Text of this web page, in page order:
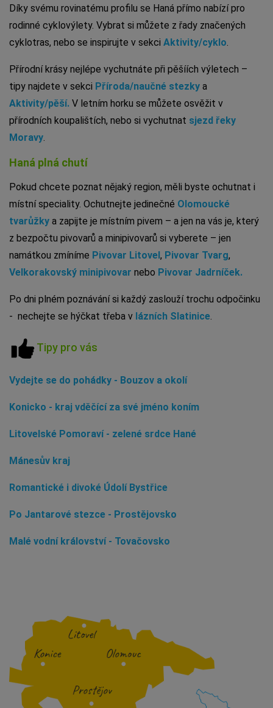
Díky svému rovinatému profilu se Haná přímo nabízí pro
rodinné cyklovýlety. Vybrat si můžete z řady značených
cyklotras, nebo se inspirujte v sekci Aktivity/cyklo.
Přírodní krásy nejlépe vychutnáte při pěšíích výletech –
tipy najdete v sekci Příroda/naučné stezky a
Aktivity/pěší. V letním horku se můžete osvěžit v
přírodních koupalištích, nebo si vychutnat sjezd řeky
Moravy.
Haná plná chutí
Pokud chcete poznat nějaký region, měli byste ochutnat i
místní speciality. Ochutnejte jedinečné Olomoucké
tvarůžky a zapijte je místním pivem – a jen na vás je, který
z bezpočtu pivovarů a minipivovarů si vyberete – jen
namátkou zmíníme Pivovar Litovel, Pivovar Tvarg,
Velkorakovský minipivovar nebo Pivovar Jadrníček.
Po dni plném poznávání si každý zaslouží trochu odpočinku
- nechejte se hýčkat třeba v lázních Slatinice.
Tipy pro vás
Vydejte se do pohádky - Bouzov a okolí
Konicko - kraj vděčící za své jméno koním
Litovelské Pomoraví - zelené srdce Hané
Mánesův kraj
Romantické i divoké Údolí Bystřice
Po Jantarové stezce - Prostějovsko
Malé vodní království - Tovačovsko